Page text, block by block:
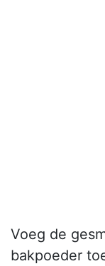
Voeg de
bakpoeder